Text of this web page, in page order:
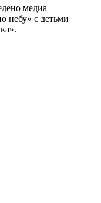
медиа–
небу» с детьми